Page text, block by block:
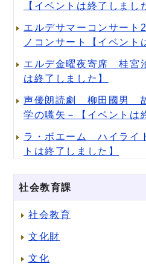
【イベントは終了しまし
エルデサマーコンサー
ノコンサート【イベント
エルデ金曜夜寄席 桂宮
は終了しました】
声優朗読劇 柳田國男
学の嚆矢－【イベントは
ラ・ボエーム ハイライ
トは終了しました】
社会教育課
社会教育
文化財
文化